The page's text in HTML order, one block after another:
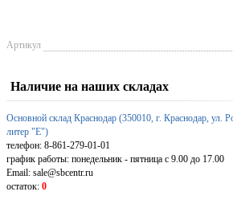
Артикул
Наличие на наших складах
Основной склад Краснодар (350010, г. Краснодар, ул.
литер "Е")
телефон: 8-861-279-01-01
график работы: понедельник - пятница с 9.00 до 17.00
Email: sale@sbcentr.ru
остаток: 0